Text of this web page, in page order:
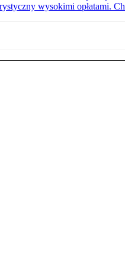
wysokimi opłatami.